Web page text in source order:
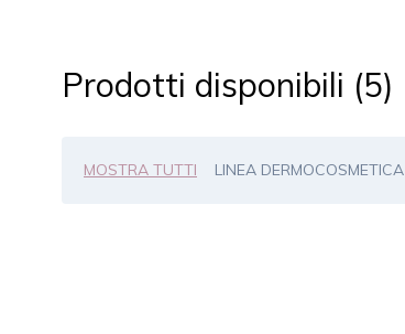
Prodotti disponibili (5)
MOSTRA TUTTI LINEA DERMOCOSMETICA